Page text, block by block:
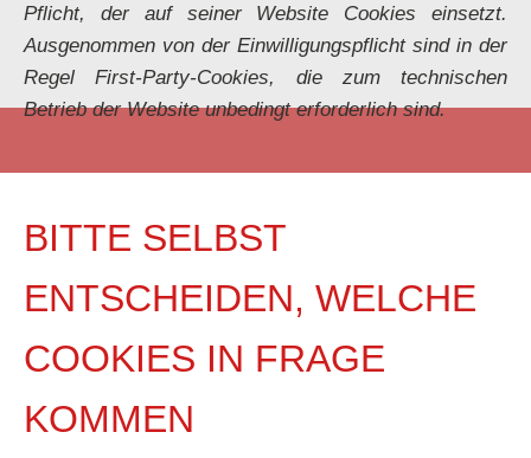
Pflicht, der auf seiner Website Cookies einsetzt.
Ausgenommen von der Einwilligungspflicht sind in der
Regel First-Party-Cookies, die zum technischen
Betrieb der Website unbedingt erforderlich sind.
BITTE SELBST
ENTSCHEIDEN, WELCHE
COOKIES IN FRAGE
KOMMEN